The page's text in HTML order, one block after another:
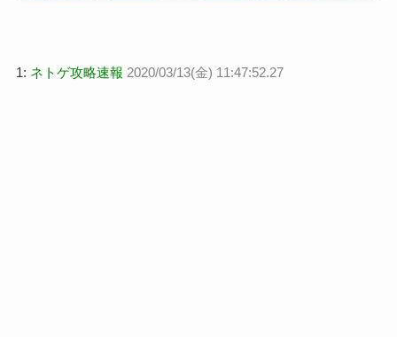
1: ネトゲ攻略速報 2020/03/13(金) 11:47:52.27